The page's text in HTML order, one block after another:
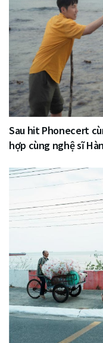
Sau hit Phonecert
hợp cùng nghệ sĩ